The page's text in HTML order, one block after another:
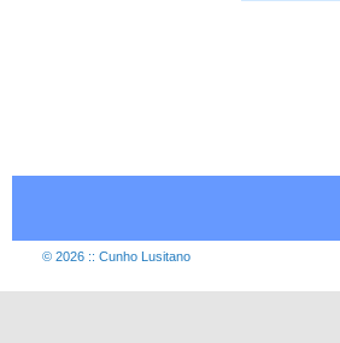
© 2026 :: Cunho Lusitano